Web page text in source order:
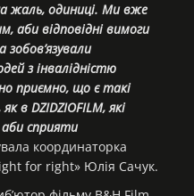
жаль, одиниці. Ми вже
аби відповідні вимоги
з інвалідністю
приємно, що є такі
в DZIDZIOFILM, які
сприяти
координаторка
for right» Юлія Сачук.